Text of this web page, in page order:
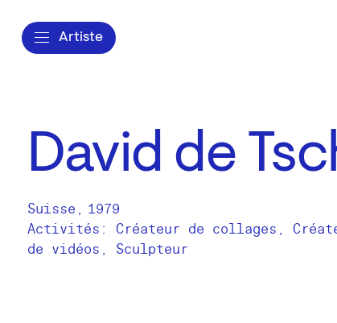
Artiste
David de
Suisse , 1979
Activités: Créateur de collages
de vidéos
Sculpteur